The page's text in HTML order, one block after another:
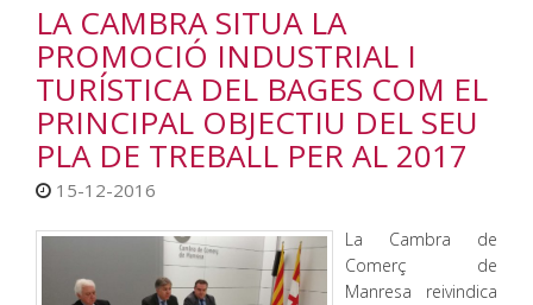
LA CAMBRA SITUA LA
PROMOCIÓ INDUSTRIAL I
TURÍSTICA DEL BAGES COM EL
PRINCIPAL OBJECTIU DEL SEU
PLA DE TREBALL PER AL 2017
15-12-2016
La Cambra de
Comerç de
Manresa reivindica